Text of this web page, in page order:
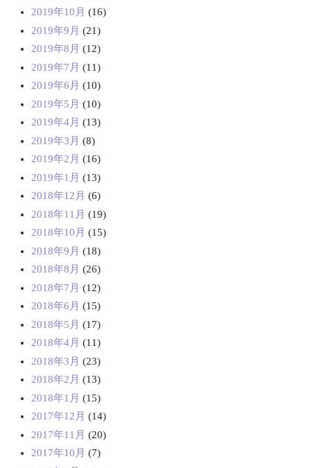
2019年10月 (16)
2019年9月 (21)
2019年8月 (12)
2019年7月 (11)
2019年6月 (10)
2019年5月 (10)
2019年4月 (13)
2019年3月 (8)
2019年2月 (16)
2019年1月 (13)
2018年12月 (6)
2018年11月 (19)
2018年10月 (15)
2018年9月 (18)
2018年8月 (26)
2018年7月 (12)
2018年6月 (15)
2018年5月 (17)
2018年4月 (11)
2018年3月 (23)
2018年2月 (13)
2018年1月 (15)
2017年12月 (14)
2017年11月 (20)
2017年10月 (7)